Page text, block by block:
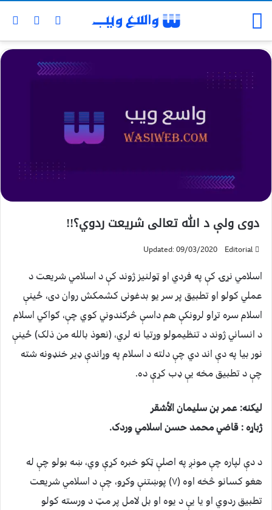
دوی ولې د الله تعالی شريعت ردوي؟!!
Editorial
Updated: 09/03/2020
اسلامي نړۍ کې په فردي او ټولنیز ژوند کې د اسلامي شريعت د
عملي کولو او تطبيق پر سر يو بدغونی کشمکش روان دی، ځينې
اسلام سره تړاو لرونکې هم داسې څرګندوني کوي چې، ګواکي اسلام
د انساني ژوند د تنظيمولو وړتيا نه لري، (نعوذ بالله من ذلک) ځينې
نور بيا په دې اند دي چې دلته د اسلام په وړاندې ډير خنډونه شته
چې د تطبيق مخه يې ډب کړې ده.
لیکنه: عمر بن سليمان الأشقر
ژباړه : قاضي محمد حسن اسلامي وردک.
د دې لپاره چې مونږ په اصلې ټکو خبره کړې وي، ښه بولو چې له
هغو کسانو څخه اوه (۷) پوښتنې وکړو، چې د اسلامي شريعت
تطبيق ردوي او يا يې د يوه او بل لامل پر مټ د ورسته کولو